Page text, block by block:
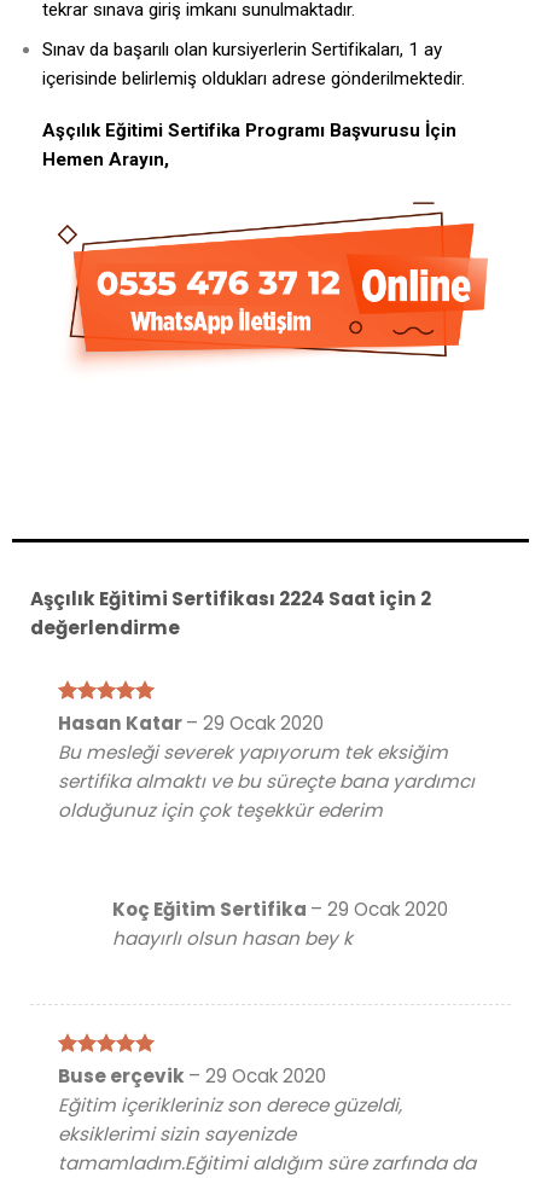
tekrar sınava giriş imkanı sunulmaktadır.
Sınav da başarılı olan kursiyerlerin Sertifikaları, 1 ay
içerisinde belirlemiş oldukları adrese gönderilmektedir.
Aşçılık Eğitimi Sertifika Programı Başvurusu İçin
Hemen Arayın,
Aşçılık Eğitimi Sertifikası 2224 Saat için 2
değerlendirme
5 üzerinden
Hasan Katar– 29 Ocak 2020
Bu mesleği severek yapıyorum tek eksiğim
sertifika almaktı ve bu süreçte bana yardımcı
olduğunuz için çok teşekkür ederim
Koç Eğitim Sertifika – 29 Ocak 2020
haayırlı olsun hasan bey k
5 üzerinden
Buse erçevik – 29 Ocak 2020
Eğitim içerikleriniz son derece güzeldi,
eksiklerimi sizin sayenizde
tamamladım.Eğitimi aldığım süre zarfında da